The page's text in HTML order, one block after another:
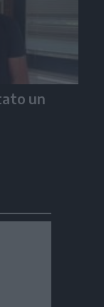
un